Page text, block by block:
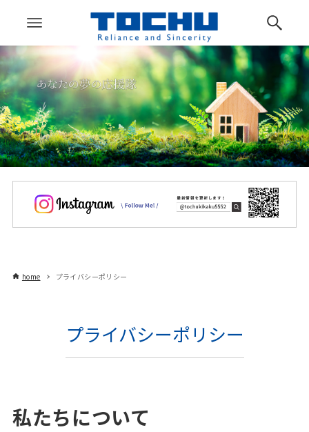
home プライバシーポリシー
プライバシーポリシー
私たちについて